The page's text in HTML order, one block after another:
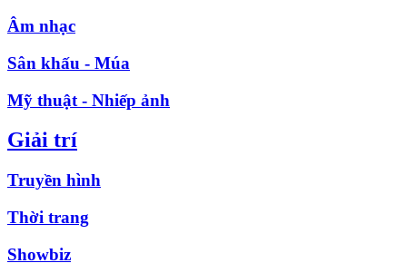
Âm nhạc
Sân khấu - Múa
Mỹ thuật - Nhiếp ảnh
Giải trí
Truyền hình
Thời trang
Showbiz